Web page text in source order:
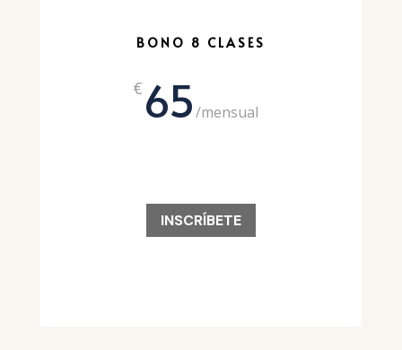
BONO 8 CLASES
€ 65/mensual
INSCRÍBETE